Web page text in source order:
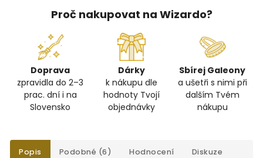
Proč nakupovat na Wizardo?
Doprava
zpravidla do 2–3
prac. dní i na
Slovensko
Dárky
k nákupu dle
hodnoty Tvojí
objednávky
Sbírej Galeony
a ušetři s nimi při
dalším Tvém
nákupu
Popis Podobné (6) Hodnocení Diskuze